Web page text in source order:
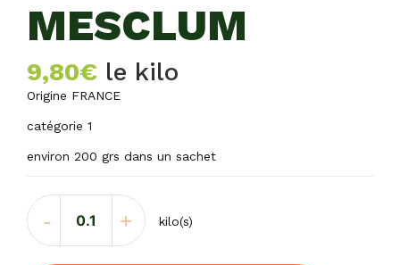
MESCLUM
9,80€ le kilo
Origine FRANCE
catégorie 1
environ 200 grs dans un sachet
-
quantité
de
MESCLUM
+ kilo(s)